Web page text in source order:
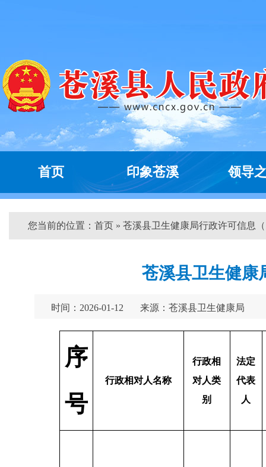
首页 印象苍溪 领导
您当前的位置： 首页 » 苍溪县卫生健康局行政许可信息
苍溪县卫生健康
时间：2026-01-12 来源：苍溪县卫生健康局
序
号
行政相对人名称
行政相
对人类
别
法定
代表
人